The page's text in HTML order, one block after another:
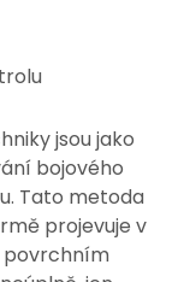
jsou jako
bojového
Tato metoda
projevuje v
povrchním